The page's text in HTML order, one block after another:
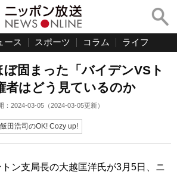
ース スポーツ コラム ライフ
固まった「バイデンVSト
者はどう見ているのか
2024-03-05 （2024-03-05更新）
飯田浩司のOK! Cozy up!
ン支局長の大越匡洋氏が3月5日、ニ